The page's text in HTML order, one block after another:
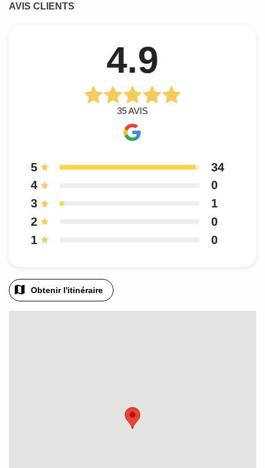
AVIS CLIENTS
4.9
35AVIS
5
34
4
0
3
1
2
0
1
0
Obtenir l'itinéraire